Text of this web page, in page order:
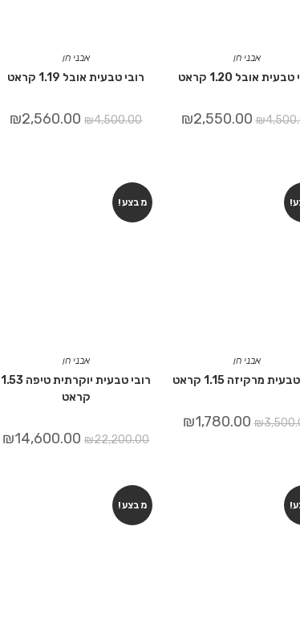
אבני חן
רובי טבעית אובל 1.19 קראט
₪4,500.00
₪2,560.00
אבני חן
אובל 1.20 קראט
₪
₪2,550.00
מבצע!
אבני חן
רובי טבעית יוקרתית טיפה 1.53
קראט
₪22,200.00
₪14,600.00
אבני חן
מרקיזה 1.15 קראט
₪
₪1,780.00
מבצע!